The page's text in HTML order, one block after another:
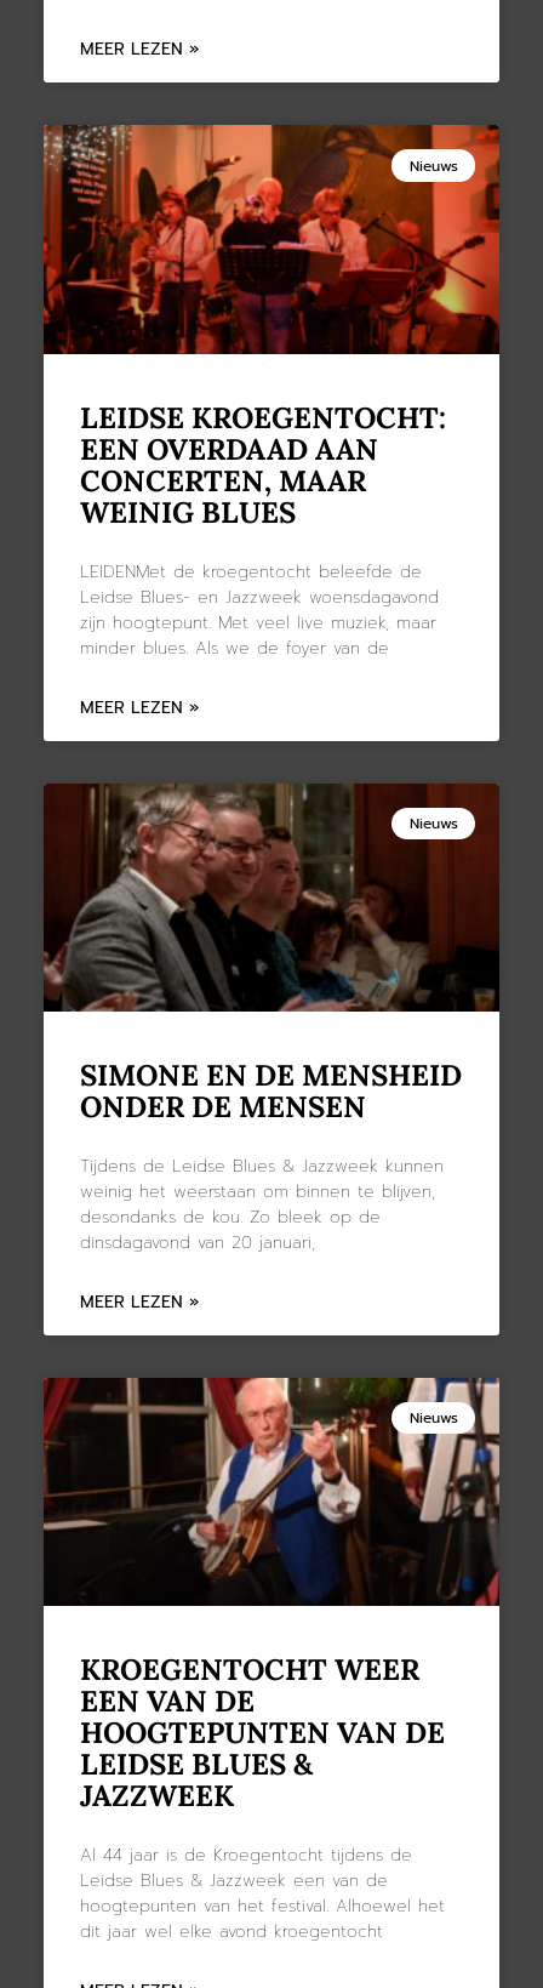
MEER LEZEN »
Nieuws
LEIDSE KROEGENTOCHT:
EEN OVERDAAD AAN
CONCERTEN, MAAR
WEINIG BLUES
LEIDENMet de kroegentocht beleefde de
Leidse Blues- en Jazzweek woensdagavond
zijn hoogtepunt. Met veel live muziek, maar
minder blues. Als we de foyer van de
MEER LEZEN »
Nieuws
SIMONE EN DE MENSHEID
ONDER DE MENSEN
Tijdens de Leidse Blues & Jazzweek kunnen
weinig het weerstaan om binnen te blijven,
desondanks de kou. Zo bleek op de
dinsdagavond van 20 januari,
MEER LEZEN »
Nieuws
KROEGENTOCHT WEER
EEN VAN DE
HOOGTEPUNTEN VAN DE
LEIDSE BLUES &
JAZZWEEK
Al 44 jaar is de Kroegentocht tijdens de
Leidse Blues & Jazzweek een van de
hoogtepunten van het festival. Alhoewel het
dit jaar wel elke avond kroegentocht